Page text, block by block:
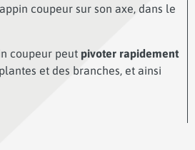
coupeur sur son axe, dans le
coupeur peut pivoter rapidement
et des branches, et ainsi